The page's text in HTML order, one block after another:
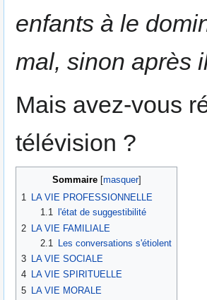
enfants à le
mal, sinon après
Mais avez-vous
télévision ?
Sommaire
1 LA VIE PROFESSIONNELLE
1.1
l'état de suggestibilité
2
LA VIE FAMILIALE
2.1
Les conversations s'étiolent
3 LA VIE SOCIALE
4 LA VIE SPIRITUELLE
5
LA VIE MORALE